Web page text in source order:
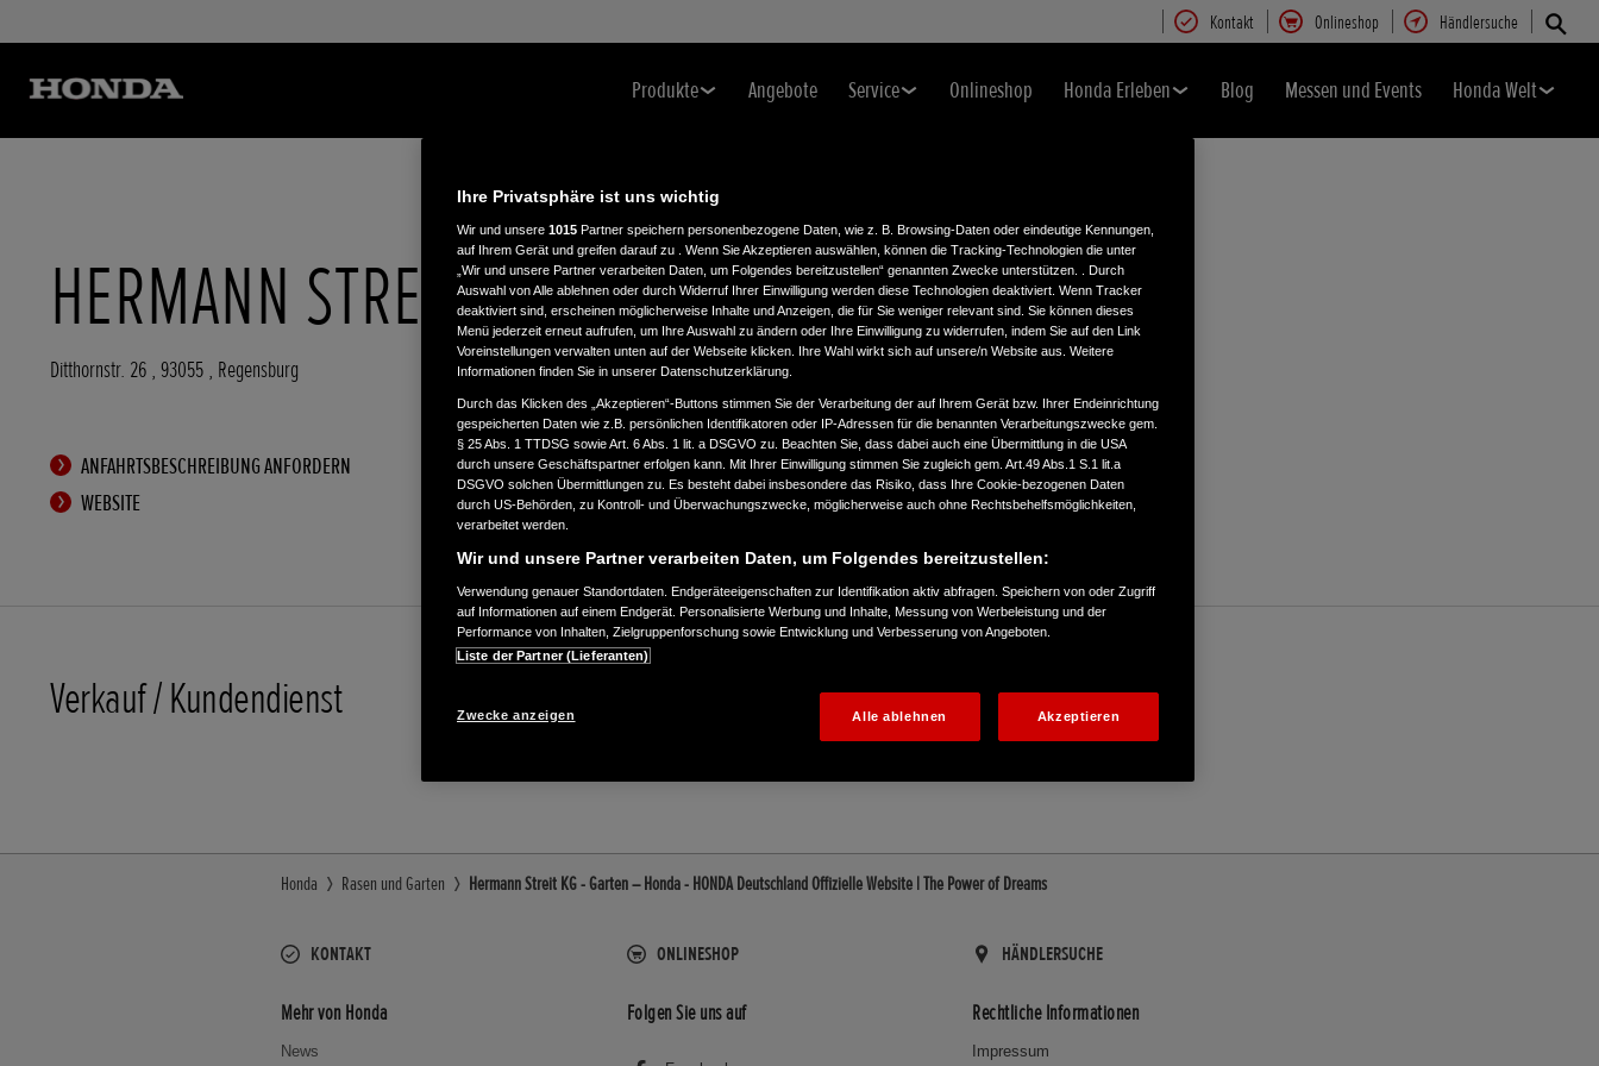
Kontakt Onlineshop Händlersuche
Produkte Angebote Service Onlineshop Honda Erleben Blog Messen und Events Honda Welt
HERMANN STREIT KG
Ditthornstr. 26 , 93055 , Regensburg
ANFAHRTSBESCHREIBUNG ANFORDERN
WEBSITE
Verkauf / Kundendienst
Honda Rasen und Garten Hermann Streit KG - Garten – Honda - HONDA Deutschland Offizielle Website | The Power of Dreams
KONTAKT ONLINESHOP HÄNDLERSUCHE
Mehr von Honda
News
Folgen Sie uns auf Rechtliche Informationen
Impressum
Ihre Privatsphäre ist uns wichtig
Wir und unsere 1015 Partner speichern personenbezogene Daten, wie z. B. Browsing-Daten oder eindeutige Kennungen,
auf Ihrem Gerät und greifen darauf zu . Wenn Sie Akzeptieren auswählen, können die Tracking-Technologien die unter
„Wir und unsere Partner verarbeiten Daten, um Folgendes bereitzustellen“ genannten Zwecke unterstützen. . Durch
Auswahl von Alle ablehnen oder durch Widerruf Ihrer Einwilligung werden diese Technologien deaktiviert. Wenn Tracker
deaktiviert sind, erscheinen möglicherweise Inhalte und Anzeigen, die für Sie weniger relevant sind. Sie können dieses
Menü jederzeit erneut aufrufen, um Ihre Auswahl zu ändern oder Ihre Einwilligung zu widerrufen, indem Sie auf den Link
Voreinstellungen verwalten unten auf der Webseite klicken. Ihre Wahl wirkt sich auf unsere/n Website aus. Weitere
Informationen finden Sie in unserer Datenschutzerklärung.
Durch das Klicken des „Akzeptieren“-Buttons stimmen Sie der Verarbeitung der auf Ihrem Gerät bzw. Ihrer Endeinrichtung
gespeicherten Daten wie z.B. persönlichen Identifikatoren oder IP-Adressen für die benannten Verarbeitungszwecke gem.
§ 25 Abs. 1 TTDSG sowie Art. 6 Abs. 1 lit. a DSGVO zu. Beachten Sie, dass dabei auch eine Übermittlung in die USA
durch unsere Geschäftspartner erfolgen kann. Mit Ihrer Einwilligung stimmen Sie zugleich gem. Art.49 Abs.1 S.1 lit.a
DSGVO solchen Übermittlungen zu. Es besteht dabei insbesondere das Risiko, dass Ihre Cookie-bezogenen Daten
durch US-Behörden, zu Kontroll- und Überwachungszwecke, möglicherweise auch ohne Rechtsbehelfsmöglichkeiten,
verarbeitet werden.
Wir und unsere Partner verarbeiten Daten, um Folgendes bereitzustellen:
Verwendung genauer Standortdaten. Endgeräteeigenschaften zur Identifikation aktiv abfragen. Speichern von oder Zugriff
auf Informationen auf einem Endgerät. Personalisierte Werbung und Inhalte, Messung von Werbeleistung und der
Performance von Inhalten, Zielgruppenforschung sowie Entwicklung und Verbesserung von Angeboten.
Liste der Partner (Lieferanten)
Zwecke anzeigen Alle ablehnen Akzeptieren